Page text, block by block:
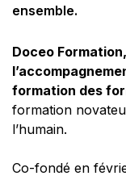
ensemble.
Doceo
formation des
formation
l’humain.
Co-fondé en